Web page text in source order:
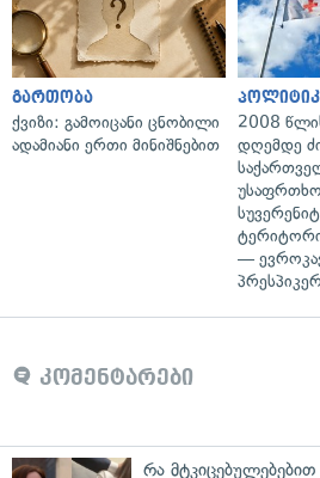
გართობა
ქვიზი: გამოიცანი ცნობილი
ადამიანი ერთი მინიშნებით
2008
დღემდე
—
კომენტარები
რა